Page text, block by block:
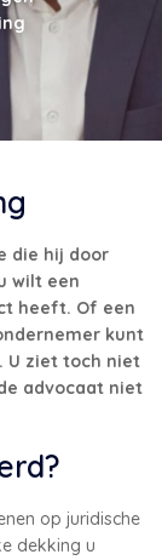
die hij door
wilt een
heeft. Of een
kunt
U ziet toch niet
advocaat niet
op juridische
dekking u